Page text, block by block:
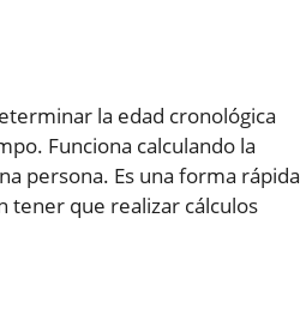
la edad cronológica
Funciona calculando la
persona. Es una forma rápida
tener que realizar cálculos